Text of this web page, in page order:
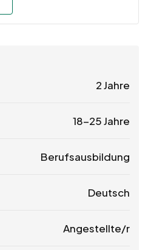
2 Jahre
18-25 Jahre
Berufsausbildung
Deutsch
Angestellte/r